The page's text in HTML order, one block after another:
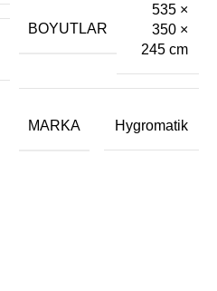
BOYUTLAR
535 ×
350 ×
245 cm
MARKA Hygromatik